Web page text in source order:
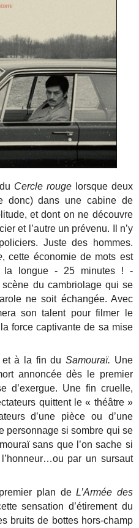
Cercle rouge lorsque deux
donc) dans une cabine de
et dont on ne découvre
et l’autre un prévenu. Il n’y
Juste des hommes.
, cette économie de mots est
la longue - 25 minutes ! -
du cambriolage qui se
ne soit échangée. Avec
son talent pour filmer le
force captivante de sa mise
et à la fin duSamouraï. Une
annoncée dès le premier
d’exergue. Une fin cruelle,
quittent le « théâtre »
d’une pièce ou d’une
personnage si sombre qui se
sans que l’on sache si
par un sursaut
plan deL’Armée des
sensation d’étirement du
bruits de bottes hors-champ